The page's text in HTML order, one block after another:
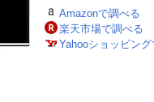
Amazonで調べる
楽天市場で調べる
Yahooショッピン